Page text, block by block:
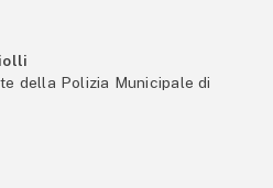
della Polizia Municipale di